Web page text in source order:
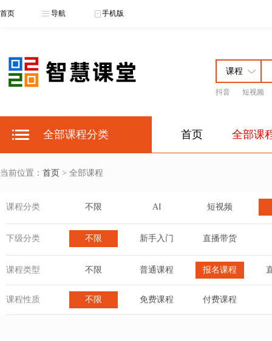
首页 导航 手机版
抖音 短视频
全部课程分类 首页 全部课
当前位置： 首页 > 全部课程
课程分类 不限 AI 短视频
下级分类 不限 新手入门 直播带货
课程类型 不限 普通课程 报名课程
课程性质 不限 免费课程 付费课程